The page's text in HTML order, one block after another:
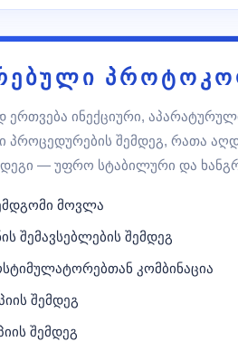
ერთვება ინექციური,
შემდეგ, რათა
— უფრო სტაბილური და
მოვლა
შემავსებლების შემდეგ
კომბინაცია
შემდეგ
შემდეგ